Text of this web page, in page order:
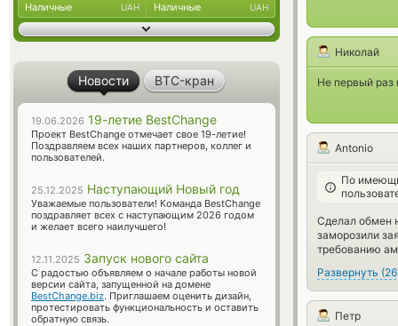
Николай
Не первый раз
Antonio
По
Сделал обмен
заморозили
требованию
Развернуть (26
Петр
Наличные UAH Наличные UAH
Новости BTC-кран
19.06.2026 19-летие BestChange
Проект BestChange отмечает свое 19-летие!
Поздравляем всех наших партнеров, коллег и
пользователей.
25.12.2025 Наступающий Новый год
Уважаемые пользователи! Команда BestChange
поздравляет всех с наступающим 2026 годом
и желает всего наилучшего!
12.11.2025 Запуск нового сайта
С радостью объявляем о начале работы новой
версии сайта, запущенной на домене
BestChange.biz. Приглашаем оценить дизайн,
протестировать функциональность и оставить
обратную связь.